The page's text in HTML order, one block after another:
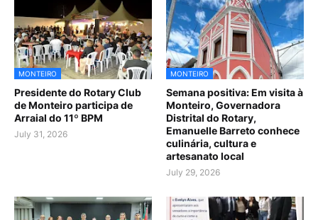
MONTEIRO
Presidente do Rotary Club
de Monteiro participa de
Arraial do 11º BPM
July 31, 2026
MONTEIRO
Semana positiva: Em visita à
Monteiro, Governadora
Distrital do Rotary,
Emanuelle Barreto conhece
culinária, cultura e
artesanato local
July 29, 2026